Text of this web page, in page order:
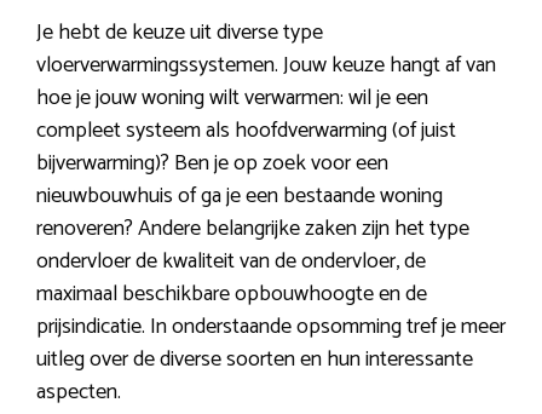
Je hebt de keuze uit diverse type
vloerverwarmingssystemen. Jouw keuze hangt af van
hoe je jouw woning wilt verwarmen: wil je een
compleet systeem als hoofdverwarming (of juist
bijverwarming)? Ben je op zoek voor een
nieuwbouwhuis of ga je een bestaande woning
renoveren? Andere belangrijke zaken zijn het type
ondervloer de kwaliteit van de ondervloer, de
maximaal beschikbare opbouwhoogte en de
prijsindicatie. In onderstaande opsomming tref je meer
uitleg over de diverse soorten en hun interessante
aspecten.